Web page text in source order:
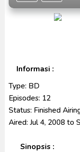
Informasi :
Type: BD
Episodes: 12
Status: Finished
Aired: Jul 4, 2008 to
Sinopsis :